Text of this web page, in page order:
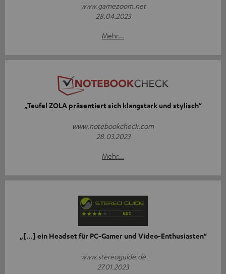
www.gamezoom.net
28.04.2023
Mehr...
„Teufel ZOLA präsentiert sich klangstark und stylisch“
www.notebookcheck.com
28.03.2023
Mehr...
„[…] ein Headset für PC-Gamer und Video-Enthusiasten“
www.stereoguide.de
27.01.2023